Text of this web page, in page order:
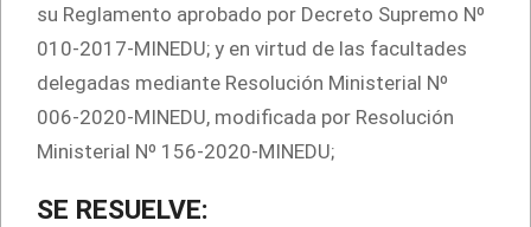
su Reglamento aprobado por Decreto Supremo Nº
010-2017-MINEDU; y en virtud de las facultades
delegadas mediante Resolución Ministerial Nº
006-2020-MINEDU, modificada por Resolución
Ministerial Nº 156-2020-MINEDU;
SE RESUELVE: